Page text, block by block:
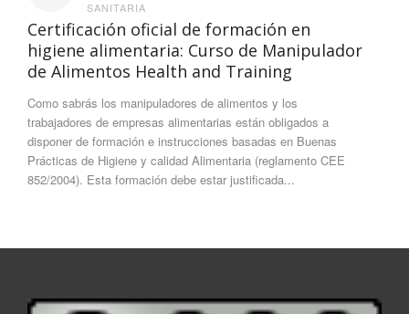
SANITARIA
Certificación oficial de formación en
higiene alimentaria: Curso de Manipulador
de Alimentos Health and Training
Como sabrás los manipuladores de alimentos y los
trabajadores de empresas alimentarias están obligados a
disponer de formación e instrucciones basadas en Buenas
Prácticas de Higiene y calidad Alimentaria (reglamento CEE
852/2004). Esta formación debe estar justificada...